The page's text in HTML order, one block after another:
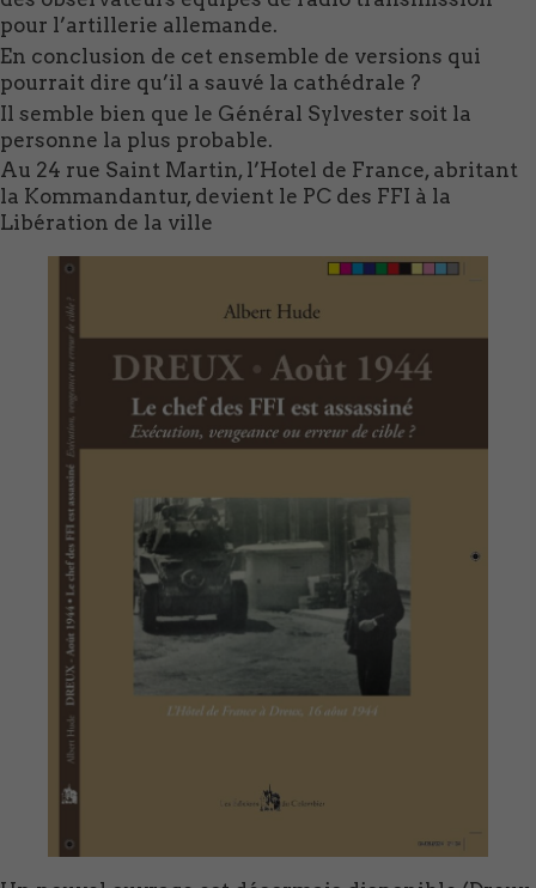
pour l’artillerie allemande.
En conclusion de cet ensemble de versions qui
pourrait dire qu’il a sauvé la cathédrale ?
Il semble bien que le Général Sylvester soit la
personne la plus probable.
Au 24 rue Saint Martin, l’Hotel de France, abritant
la Kommandantur, devient le PC des FFI à la
Libération de la ville